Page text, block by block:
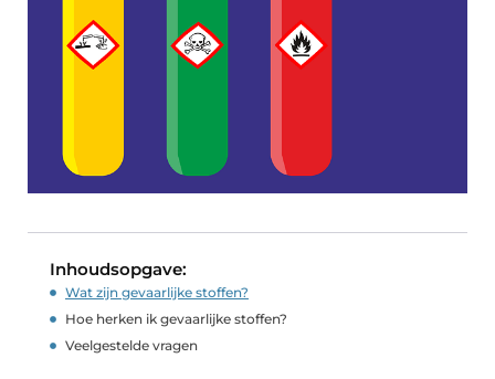
Inhoudsopgave:
Wat zijn gevaarlijke stoffen?
Hoe herken ik gevaarlijke stoffen?
Veelgestelde vragen